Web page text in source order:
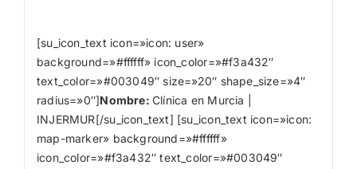
[su_icon_text icon=»icon: user»
background=»#ffffff» icon_color=»#f3a432″
text_color=»#003049″ size=»20″ shape_size=»4″
radius=»0″]Nombre: Clínica en Murcia |
INJERMUR[/su_icon_text] [su_icon_text icon=»icon:
map-marker» background=»#ffffff»
icon_color=»#f3a432″ text_color=»#003049″